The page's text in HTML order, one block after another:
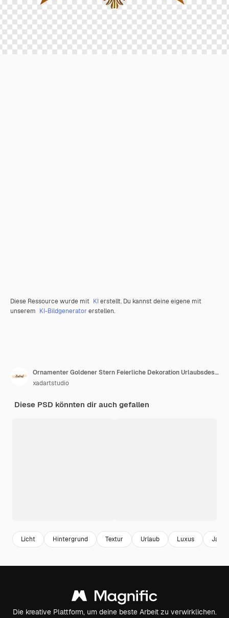
Diese Ressource wurde mit KIerstellt. Du kannst deine eigene mit
unserem KI-Bildgenerator erstellen.
Ornamenter Goldener Stern Feierliche Dekoration Urlaubsdesign Elegantes Symbol
xadartstudio
Diese PSD könnten dir auch gefallen
Licht Hintergrund Textur Urlaub Luxus
Die kreative Plattform, um deine beste Arbeit zu verwirklichen.